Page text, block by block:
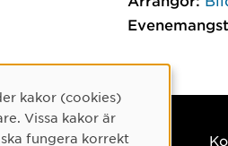
Umeå universitet
kakor (cookies)
Vissa kakor är
fungera korrekt